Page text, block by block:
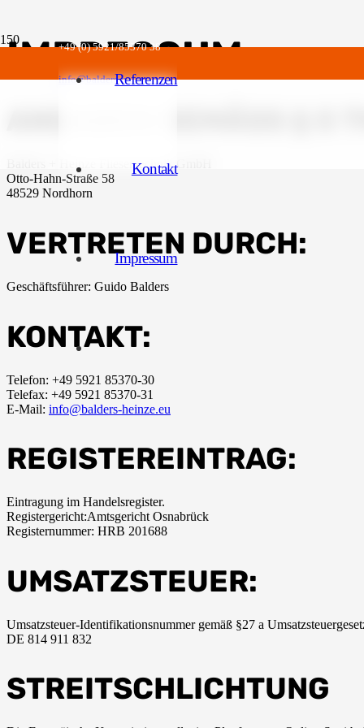
+49 (0) 5921/85370 38
info@balders-heinze.eu
Referenzen
Kontakt
Impressum
IMPRESSUM
Balders + Heinze Fliesentechnik GmbH
Otto-Hahn-Straße 58
48529 Nordhorn
VERTRETEN DURCH:
Geschäftsführer: Guido Balders
KONTAKT:
Telefon: +49 5921 85370-30
Telefax: +49 5921 85370-31
E-Mail: info@balders-heinze.eu
REGISTEREINTRAG:
Eintragung im Handelsregister.
Registergericht:Amtsgericht Osnabrück
Registernummer: HRB 201688
UMSATZSTEUER:
Umsatzsteuer-Identifikationsnummer gemäß §27 a
DE 814 911 832
STREITSCHLICHTUNG